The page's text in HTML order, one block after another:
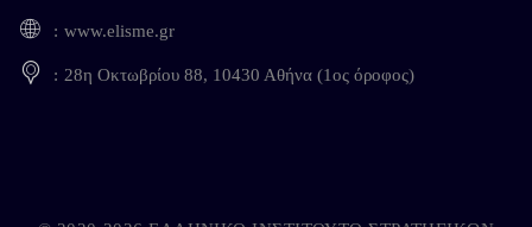
www.elisme.gr
28η Οκτωβρίου 88, 10430 Αθήνα (1ος όροφος)